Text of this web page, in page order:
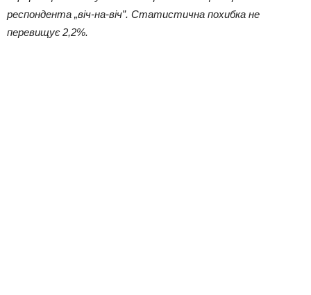
респондента „віч-на-віч”. Статистична похибка не
перевищує 2,2%.